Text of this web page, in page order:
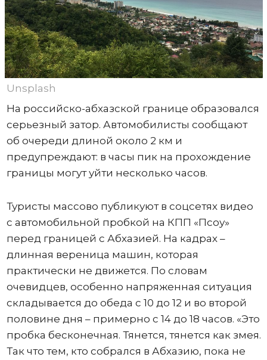
Unsplash
На российско-абхазской границе образовался
серьезный затор. Автомобилисты сообщают
об очереди длиной около 2 км и
предупреждают: в часы пик на прохождение
границы могут уйти несколько часов.
Туристы массово публикуют в соцсетях видео
с автомобильной пробкой на КПП «Псоу»
перед границей с Абхазией. На кадрах –
длинная вереница машин, которая
практически не движется. По словам
очевидцев, особенно напряженная ситуация
складывается до обеда с 10 до 12 и во второй
половине дня – примерно с 14 до 18 часов. «Это
пробка бесконечная. Тянется, тянется как змея.
Так что тем, кто собрался в Абхазию, пока не